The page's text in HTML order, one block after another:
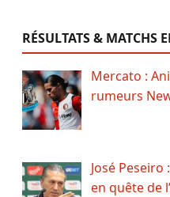
RÉSULTATS & MATCHS
Mercato :
rumeurs
José
en quête de